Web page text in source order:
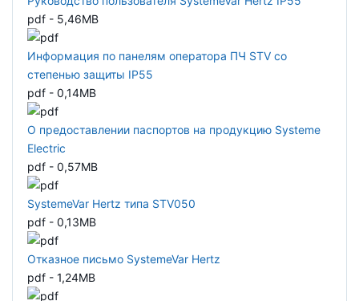
pdf - 5,46MB
Информация по панелям оператора ПЧ STV со
степенью защиты IP55
pdf - 0,14MB
О предоставлении паспортов на продукцию Systeme
Electric
pdf - 0,57MB
SystemeVar Hertz типа STV050
pdf - 0,13MB
Отказное письмо SystemeVar Hertz
pdf - 1,24MB